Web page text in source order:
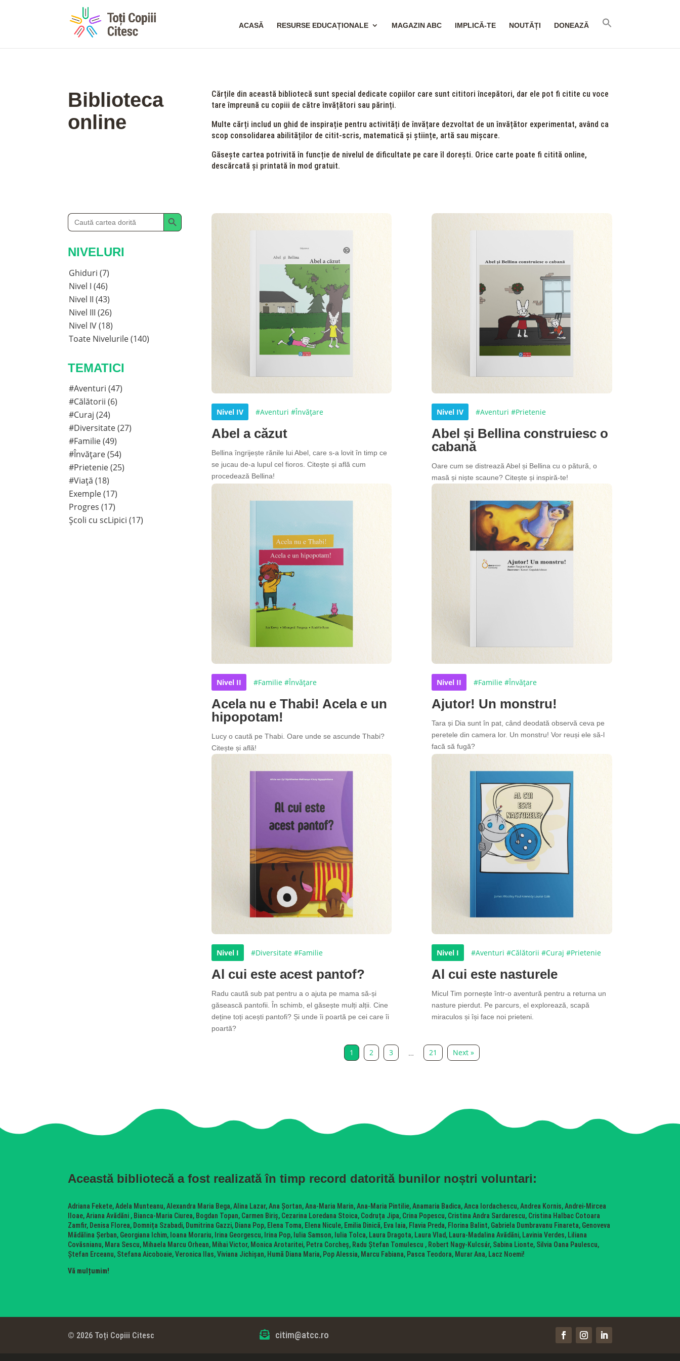
ACASĂ RESURSE EDUCAȚIONALE MAGAZIN ABC IMPLICĂ-TE NOUTĂȚI DONEAZĂ
Biblioteca
online
Cărțile din această bibliotecă sunt special dedicate copiilor care sunt cititori începători, dar ele pot fi citite cu voce
tare împreună cu copiii de către învățători sau părinți.
Multe cărți includ un ghid de inspirație pentru activități de învățare dezvoltat de un învățător experimentat, având ca
scop consolidarea abilităților de citit-scris, matematică și științe, artă sau mișcare.
Găsește cartea potrivită în funcție de nivelul de dificultate pe care îl dorești. Orice carte poate fi citită online,
descărcată și printată în mod gratuit.
Search
for:
Search Button
NIVELURI
Ghiduri (7)
Nivel I (46)
Nivel II (43)
Nivel III (26)
Nivel IV (18)
Toate Nivelurile (140)
TEMATICI
#Aventuri (47)
#Călătorii (6)
#Curaj (24)
#Diversitate (27)
#Familie (49)
#Învățare (54)
#Prietenie (25)
#Viață (18)
Exemple (17)
Progres (17)
Școli cu scLipici (17)
Nivel IV #Aventuri #Învățare
Abel a căzut
Bellina îngrijește rănile lui Abel, care s-a lovit în timp ce
se jucau de-a lupul cel fioros. Citește și află cum
procedează Bellina!
Nivel IV #Aventuri #Prietenie
Abel și Bellina construiesc o
cabană
Oare cum se distrează Abel și Bellina cu o pătură, o
masă și niște scaune? Citește și inspiră-te!
Nivel II #Familie #Învățare
Acela nu e Thabi! Acela e un
hipopotam!
Lucy o caută pe Thabi. Oare unde se ascunde Thabi?
Citește și află!
Nivel II #Familie #Învățare
Ajutor! Un monstru!
Tara și Dia sunt în pat, când deodată observă ceva pe
peretele din camera lor. Un monstru! Vor reuși ele să-l
facă să fugă?
Nivel I #Diversitate #Familie
Al cui este acest pantof?
Radu caută sub pat pentru a o ajuta pe mama să-și
găsească pantofii. În schimb, el găsește mulți alții. Cine
deține toți acești pantofi? Și unde îi poartă pe cei care îi
poartă?
Nivel I #Aventuri #Călătorii #Curaj #Prietenie
Al cui este nasturele
Micul Tim pornește într-o aventură pentru a returna un
nasture pierdut. Pe parcurs, el explorează, scapă
miraculos și își face noi prieteni.
1 2 3 … 21 Next »
Această bibliotecă a fost realizată în timp record datorită bunilor noștri voluntari:
Adriana Fekete, Adela Munteanu, Alexandra Maria Bega, Alina Lazar, Ana Șortan, Ana-Maria Marin, Ana-Maria Pintilie, Anamaria Badica, Anca Iordachescu, Andrea Kornis, Andrei-Mircea
Iloae, Ariana Avădăni , Bianca-Maria Ciurea, Bogdan Topan, Carmen Biriș, Cezarina Loredana Stoica, Codruța Jipa, Crina Popescu, Cristina Andra Sardarescu, Cristina Halbac Cotoara
Zamfir, Denisa Florea, Domnița Szabadi, Dumitrina Gazzi, Diana Pop, Elena Toma, Elena Nicule, Emilia Dinică, Eva Iaia, Flavia Preda, Florina Balint, Gabriela Dumbravanu Finareta, Genoveva
Mădălina Șerban, Georgiana Ichim, Ioana Morariu, Irina Georgescu, Irina Pop, Iulia Samson, Iulia Tolca, Laura Dragota, Laura Vlad, Laura-Madalina Avădăni, Lavinia Verdes, Liliana
Covăsnianu, Mara Sescu, Mihaela Marcu Orhean, Mihai Victor, Monica Arotaritei, Petra Corcheș, Radu Ștefan Tomulescu , Robert Nagy-Kulcsár, Sabina Lionte, Silvia Oana Paulescu,
Ștefan Erceanu, Stefana Aicoboaie, Veronica Ilas, Viviana Jichișan, Humă Diana Maria, Pop Alessia, Marcu Fabiana, Pasca Teodora, Murar Ana, Lacz Noemi!
Vă mulțumim!
© 2026 Toți Copiii Citesc  citim@atcc.ro